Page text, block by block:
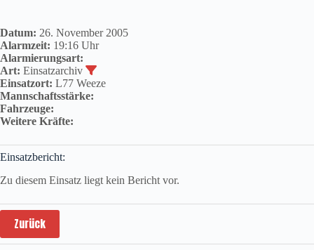
Datum: 26. November 2005
Alarmzeit: 19:16 Uhr
Alarmierungsart:
Art: Einsatzarchiv
Einsatzort: L77 Weeze
Mannschaftsstärke:
Fahrzeuge:
Weitere Kräfte:
Einsatzbericht:
Zu diesem Einsatz liegt kein Bericht vor.
Zurück